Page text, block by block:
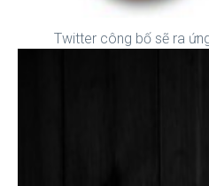
Twitter công bố sẽ ra